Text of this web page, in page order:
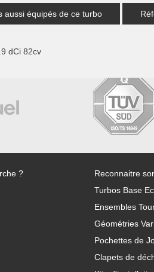
aussi équipés de ce turbo
dCi 82cv
?
Reconnaitre
Turbos Base
Ensembles
Géométries
Pochettes de
Clapets de